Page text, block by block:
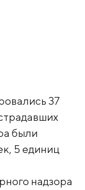
37
были
5 единиц
надзора